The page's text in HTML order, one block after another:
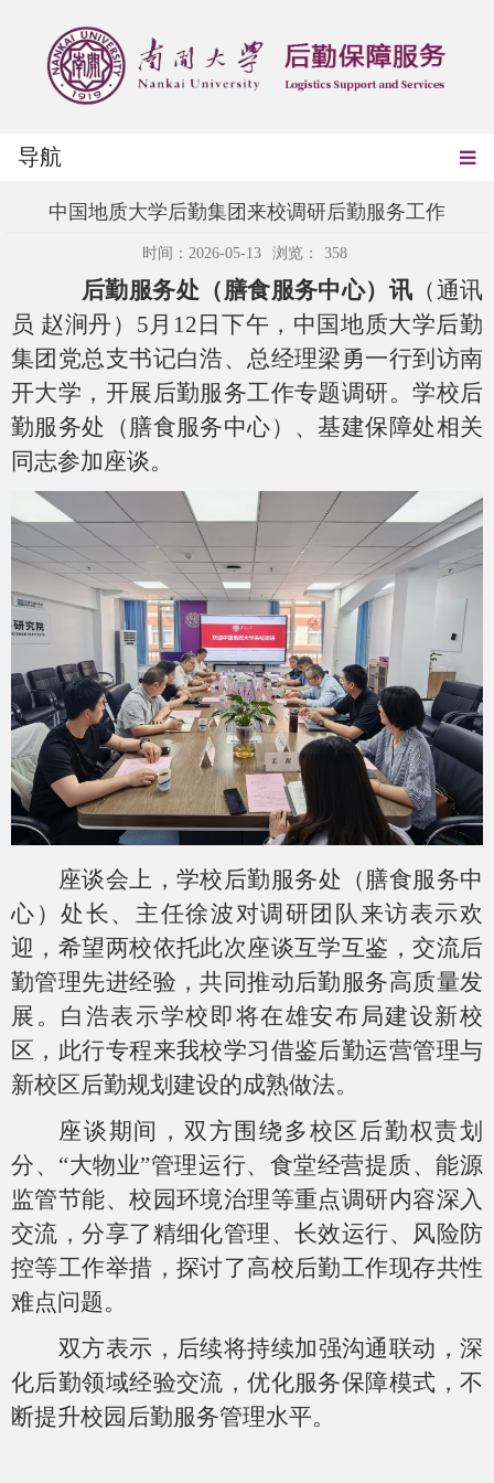
导航
中国地质大学后勤集团来校调研后勤服务工作
时间：2026-05-13 浏览： 358
后勤服务处（膳食服务中心）讯 （通讯
员 赵涧丹） 5 月 12 日下午，中国地质大学后勤
集团党总支书记白浩、总经理梁勇一行到访南
开大学，开展后勤服务工作专题调研。学校后
勤服务处（膳食服务中心）、基建保障处相关
同志参加座谈。
座谈会上，学校后勤服务处（膳食服务中
心）处长、主任徐波对调研团队来访表示欢
迎，希望两校依托此次座谈互学互鉴，交流后
勤管理先进经验，共同推动后勤服务高质量发
展。白浩表示学校即将在雄安布局建设新校
区，此行专程来我校学习借鉴后勤运营管理与
新校区后勤规划建设的成熟做法。
座谈期间，双方围绕多校区后勤权责划
分、 “大物业”管理运行、食堂经营提质、能源
监管节能、校园环境治理等重点调研内容深入
交流，分享了精细化管理、长效运行、风险防
控等工作举措，探讨了高校后勤工作现存共性
难点问题。
双方表示，后续将持续加强沟通联动，深
化后勤领域经验交流，优化服务保障模式，不
断提升校园后勤服务管理水平。